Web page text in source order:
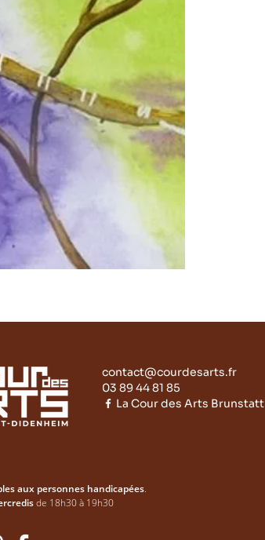
contact@courdesarts.fr
03 89 44 81 85
La Cour des Arts Brunstatt
aux personnes handicapées.
de 18h30 à 19h30